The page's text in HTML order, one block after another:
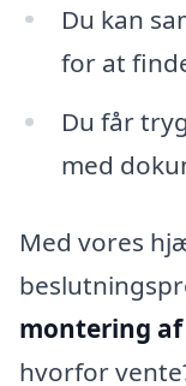
Du kan
for at
Du får
med
Med vores
montering af
hvorfor